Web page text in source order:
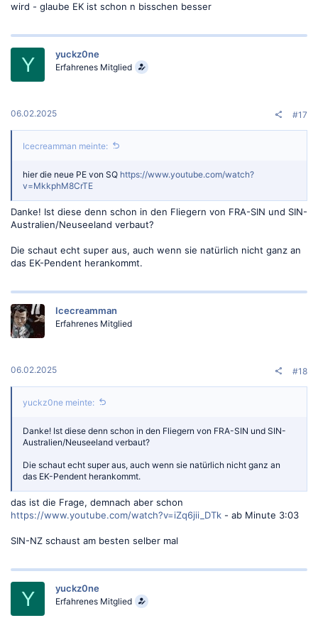
wird - glaube EK ist schon n bisschen besser
Y yuckz0ne
Erfahrenes Mitglied
06.02.2025 #17
Icecreamman meinte:
hier die neue PE von SQ https://www.youtube.com/watch?
v=MkkphM8CrTE
Danke! Ist diese denn schon in den Fliegern von FRA-SIN und SIN-
Australien/Neuseeland verbaut?
Die schaut echt super aus, auch wenn sie natürlich nicht ganz an
das EK-Pendent herankommt.
Icecreamman
Erfahrenes Mitglied
06.02.2025 #18
yuckz0ne meinte:
Danke! Ist diese denn schon in den Fliegern von FRA-SIN und SIN-
Australien/Neuseeland verbaut?
Die schaut echt super aus, auch wenn sie natürlich nicht ganz an
das EK-Pendent herankommt.
das ist die Frage, demnach aber schon
https://www.youtube.com/watch?v=iZq6jii_DTk - ab Minute 3:03
SIN-NZ schaust am besten selber mal
Y yuckz0ne
Erfahrenes Mitglied